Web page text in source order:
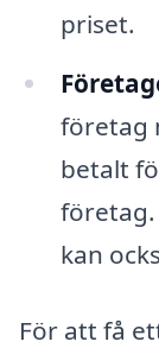
priset.
företag
betalt
kan
För att få